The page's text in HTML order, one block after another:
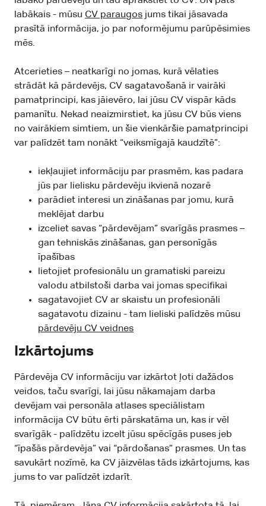
labākais - mūsu CV paraugos jums tikai jāsavada
prasītā informācija, jo par noformējumu parūpēsimies
mēs.
Atcerieties – neatkarīgi no jomas, kurā vēlaties
strādāt kā pārdevējs, CV sagatavošanā ir vairāki
pamatprincipi, kas jāievēro, lai jūsu CV vispār kāds
pamanītu. Nekad neaizmirstiet, ka jūsu CV būs viens
no vairākiem simtiem, un šie vienkāršie pamatprincipi
var palīdzēt tam nonākt “veiksmīgajā kaudzītē”:
iekļaujiet informāciju par prasmēm, kas padara
jūs par lielisku pārdevēju ikvienā nozarē
parādiet interesi un zināšanas par jomu, kurā
meklējat darbu
izceliet savas “pārdevējam” svarīgās prasmes –
gan tehniskās zināšanas, gan personīgās
īpašības
lietojiet profesionālu un gramatiski pareizu
valodu atbilstoši darba vai jomas specifikai
sagatavojiet CV ar skaistu un profesionāli
sagatavotu dizainu - tam lieliski palīdzēs mūsu
pārdevēju CV veidnes
Izkārtojums
Pārdevēja CV informāciju var izkārtot ļoti dažādos
veidos, taču svarīgi, lai jūsu nākamajam darba
devējam vai personāla atlases speciālistam
informācija CV būtu ērti pārskatāma un, kas ir vēl
svarīgāk - palīdzētu izcelt jūsu spēcīgās puses jeb
“īpašās pārdevēja” vai “pārdošanas” prasmes. Un tas
savukārt nozīmē, ka CV jāizvēlas tāds izkārtojums, kas
jums to var palīdzēt izdarīt.